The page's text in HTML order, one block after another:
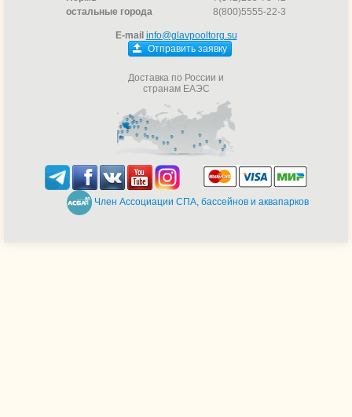
остальные города
8(800)5555-22-3
E-mail info@glavpooltorg.su
Отправить заявку
Доставка по России и
странам ЕАЭС
Член Ассоциации СПА, бассейнов и аквапарков